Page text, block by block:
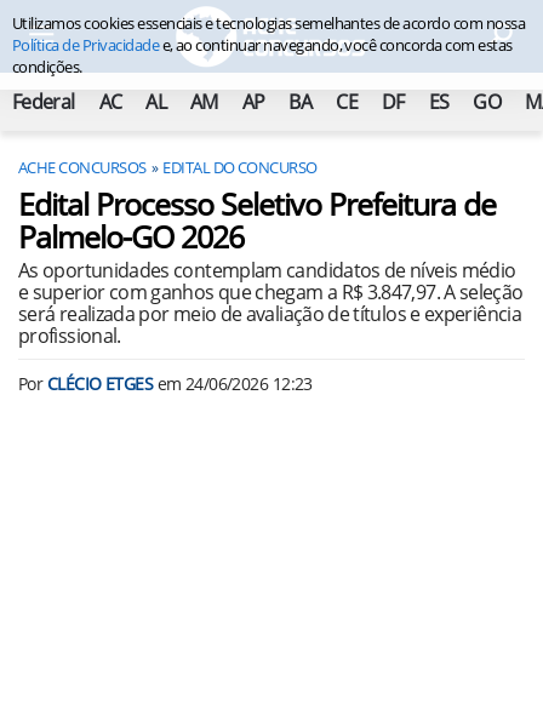
Federal AC AL AM AP BA CE DF ES GO
ACHE CONCURSOS EDITAL DO CONCURSO
Edital Processo Seletivo Prefeitura de
Palmelo-GO 2026
As oportunidades contemplam candidatos de níveis médio
e superior com ganhos que chegam a R$ 3.847,97. A seleção
será realizada por meio de avaliação de títulos e experiência
profissional.
PorCLÉCIO ETGESem 24/06/2026 12:23
Utilizamos cookies essenciais e tecnologias semelhantes de acordo com nossa
Política de Privacidadee, ao continuar navegando, você concorda com estas
condições.